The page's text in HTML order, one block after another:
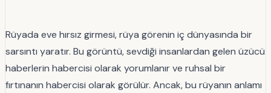
Rüyada eve hırsız girmesi, rüya görenin iç dünyasında bir
sarsıntı yaratır. Bu görüntü, sevdiği insanlardan gelen üzücü
haberlerin habercisi olarak yorumlanır ve ruhsal bir
fırtınanın habercisi olarak görülür. Ancak, bu rüyanın anlamı